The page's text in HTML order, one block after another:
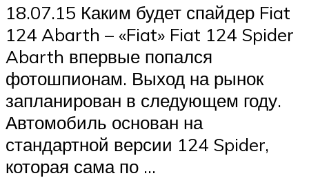
18.07.15 Каким будет спайдер Fiat
124 Abarth – «Fiat» Fiat 124 Spider
Abarth впервые попался
фотошпионам. Выход на рынок
запланирован в следующем году.
Автомобиль основан на
стандартной версии 124 Spider,
которая сама по …